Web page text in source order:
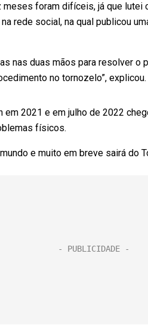
foram difíceis, já que lutei
rede social, na qual publicou
nas duas mãos para resolver
no tornozelo”, explicou.
em 2021 e em julho de 2022
físicos.
e muito em breve sairá do